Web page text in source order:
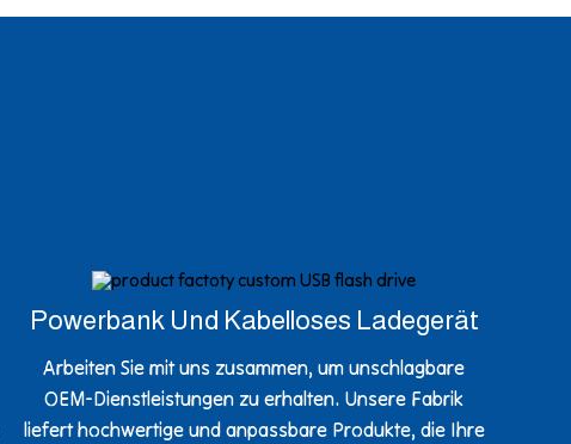
Powerbank Und Kabelloses Ladegerät
Arbeiten Sie mit uns zusammen, um unschlagbare
OEM-Dienstleistungen zu erhalten. Unsere Fabrik
liefert hochwertige und anpassbare Produkte, die Ihre